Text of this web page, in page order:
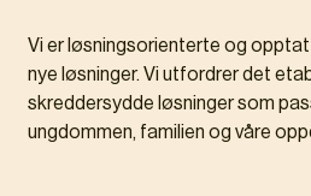
Vi er løsningsorienterte og
nye løsninger. Vi utfordrer det
skreddersydde løsninger som
ungdommen, familien og våre